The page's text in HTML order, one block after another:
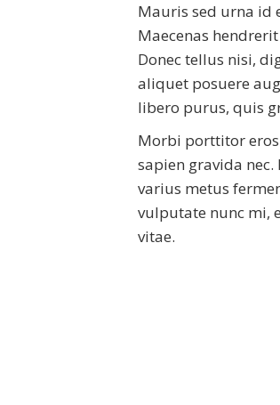
Mauris sed urna id
Maecenas
Donec tellus nisi,
aliquet posuere
libero purus, quis
Morbi porttitor
sapien gravida
varius metus
vulputate nunc mi,
vitae.